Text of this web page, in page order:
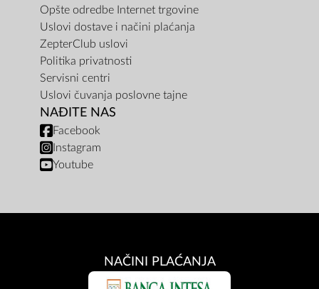
Opšte odredbe Internet trgovine
Uslovi dostave i načini plaćanja
ZepterClub uslovi
Politika privatnosti
Servisni centri
Uslovi čuvanja poslovne tajne
NAĐITE NAS
Facebook
Instagram
Youtube
NAČINI PLAĆANJA